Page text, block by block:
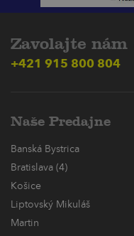
Zavolajte nám
+421 915 800 804
Naše Predajne
Banská Bystrica
Bratislava (4)
Košice
Liptovský Mikuláš
Martin